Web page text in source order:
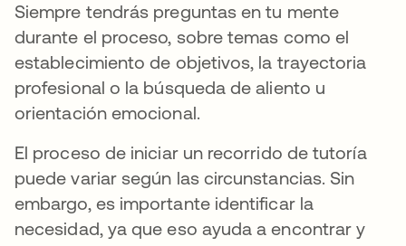
Siempre tendrás preguntas en tu mente
durante el proceso, sobre temas como el
establecimiento de objetivos, la trayectoria
profesional o la búsqueda de aliento u
orientación emocional.
El proceso de iniciar un recorrido de tutoría
puede variar según las circunstancias. Sin
embargo, es importante identificar la
necesidad, ya que eso ayuda a encontrar y